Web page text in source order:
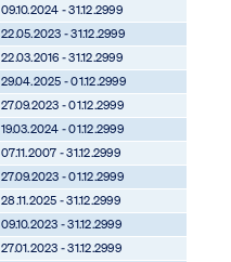
09.10.2024 - 31.12.2999
22.05.2023 - 31.12.2999
22.03.2016 - 31.12.2999
29.04.2025 - 01.12.2999
27.09.2023 - 01.12.2999
19.03.2024 - 01.12.2999
07.11.2007 - 31.12.2999
27.09.2023 - 01.12.2999
28.11.2025 - 31.12.2999
09.10.2023 - 31.12.2999
27.01.2023 - 31.12.2999